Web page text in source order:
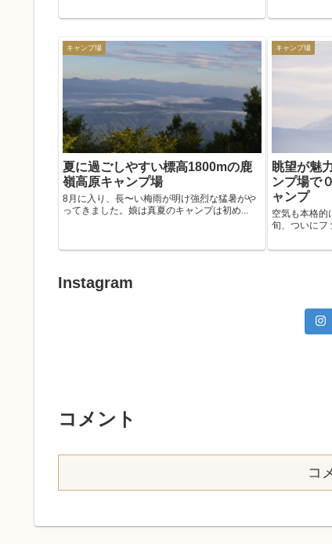
キャンプ場
夏に過ごしやすい標高1800mの鹿
嶺高原キャンプ場
8月に入り、長〜い梅雨が明け強烈な猛暑がや
ってきました。娘は真夏のキャンプは初め...
キャンプ場
眺望が魅
ンプ場で
ャンプ
空気も本格的
旬、ついにフ
Instagram
コメント
コ